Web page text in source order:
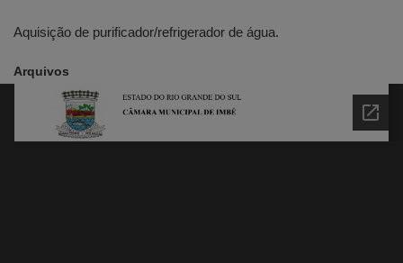
Acessibilidade
Legislativo
Mapa do Site
Aquisição de purificador/refrigerador de água.
Arquivos